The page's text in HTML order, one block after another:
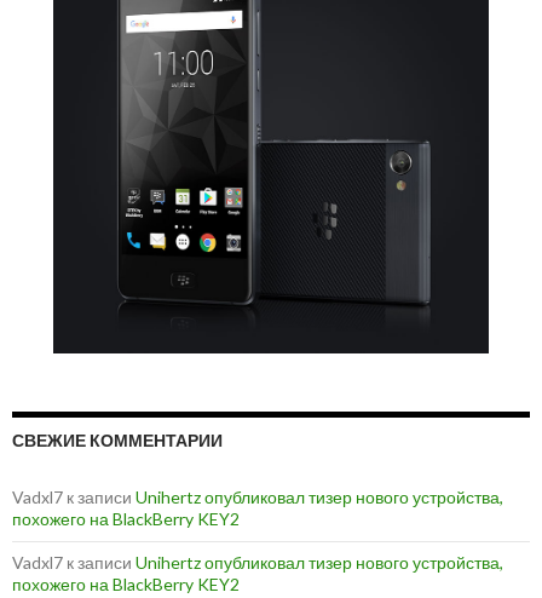
СВЕЖИЕ КОММЕНТАРИИ
Vadxl7 к записи Unihertz опубликовал тизер нового устройства,
похожего на BlackBerry KEY2
Vadxl7 к записи Unihertz опубликовал тизер нового устройства,
похожего на BlackBerry KEY2